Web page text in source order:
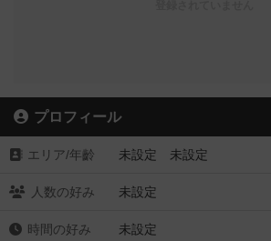
プロフィール
エリア/年齡 未設定 未設定
人数の好み 未設定
時間の好み 未設定